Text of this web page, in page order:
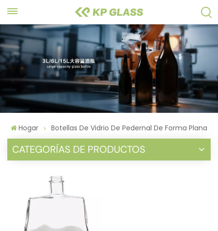
Hogar Botellas De Vidrio De Pedernal De Forma Plana
CATEGORÍAS DE PRODUCTOS